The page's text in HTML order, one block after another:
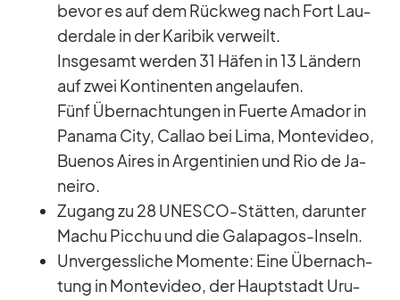
be­vor es auf dem Rück­weg nach Fort Lau­
derd­ale in der Ka­ri­bik ver­weilt.
Ins­ge­samt wer­den 31 Hä­fen in 13 Län­dern
auf zwei Kon­ti­nen­ten an­ge­lau­fen.
Fünf Über­nach­tun­gen in Fuerte Ama­dor in
Pa­nama City, Cal­lao bei Lima, Mon­te­vi­deo,
Bue­nos Ai­res in Ar­gen­ti­nien und Rio de Ja­
neiro.
Zu­gang zu 28 UNESCO-Stät­ten, dar­un­ter
Ma­chu Pic­chu und die Ga­la­pa­gos-In­seln.
Un­ver­gess­li­che Mo­mente: Eine Über­nach­
tung in Mon­te­vi­deo, der Haupt­stadt Uru­